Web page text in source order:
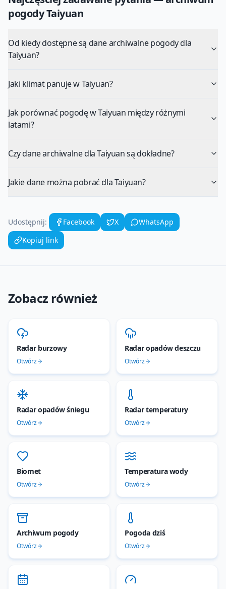
pogodyTaiyuan
Od kiedy dostępne są dane archiwalne pogody dla
Taiyuan?
Jaki klimat panuje w Taiyuan?
Jak porównać pogodę w Taiyuan między różnymi
latami?
Czy dane archiwalne dla Taiyuan są dokładne?
Jakie dane można pobrać dla Taiyuan?
Udostępnij: Facebook X
WhatsApp
Kopiuj link
Zobacz również
Radar burzowy
Otwórz
Radar opadów deszczu
Otwórz
Radar opadów śniegu
Otwórz
Radar temperatury
Otwórz
Biomet
Otwórz
Temperatura wody
Otwórz
Archiwum pogody
Otwórz
Pogoda dziś
Otwórz